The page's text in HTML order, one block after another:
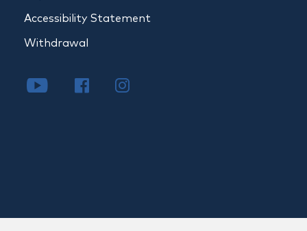
Accessibility Statement
Withdrawal